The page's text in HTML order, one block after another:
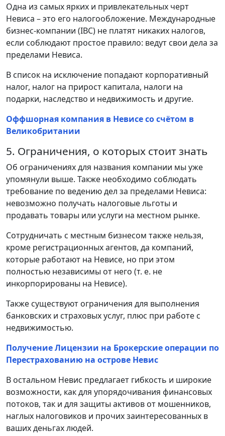
Одна из самых ярких и привлекательных черт
Невиса – это его налогообложение. Международные
бизнес-компании (IBC) не платят никаких налогов,
если соблюдают простое правило: ведут свои дела за
пределами Невиса.
В список на исключение попадают корпоративный
налог, налог на прирост капитала, налоги на
подарки, наследство и недвижимость и другие.
Оффшорная компания в Невисе со счётом в
Великобритании
5. Ограничения, о которых стоит знать
Об ограничениях для названия компании мы уже
упомянули выше. Также необходимо соблюдать
требование по ведению дел за пределами Невиса:
невозможно получать налоговые льготы и
продавать товары или услуги на местном рынке.
Сотрудничать с местным бизнесом также нельзя,
кроме регистрационных агентов, да компаний,
которые работают на Невисе, но при этом
полностью независимы от него (т. е. не
инкорпорированы на Невисе).
Также существуют ограничения для выполнения
банковских и страховых услуг, плюс при работе с
недвижимостью.
Получение Лицензии на Брокерские операции по
Перестрахованию на острове Невис
В остальном Невис предлагает гибкость и широкие
возможности, как для упорядочивания финансовых
потоков, так и для защиты активов от мошенников,
наглых налоговиков и прочих заинтересованных в
ваших деньгах людей.